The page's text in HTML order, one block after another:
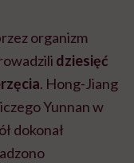
organizm
dziesięć
. Hong-Jiang
Yunnan w
dokonał